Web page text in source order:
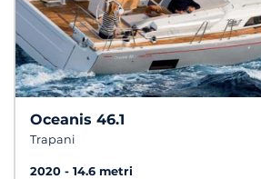
Oceanis 46.1
Trapani
2020
14.6 metri